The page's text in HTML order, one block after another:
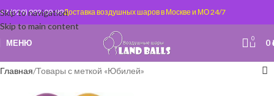
Skip to navigation
Skip to main content
+7 (929) 992-09-99Доставка воздушных шаров в Москве и МО 24/7
МЕНЮ 0 0
Главная Товары с меткой «Юбилей»